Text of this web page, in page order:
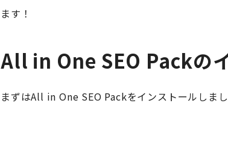
ます！
All in One SEO Packの
まずはAll in One SEO Packをインストールしまし